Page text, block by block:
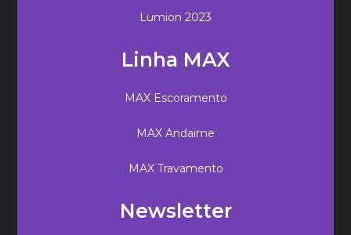
Lumion 2023
Linha MAX
MAX Escoramento
MAX Andaime
MAX Travamento
Newsletter